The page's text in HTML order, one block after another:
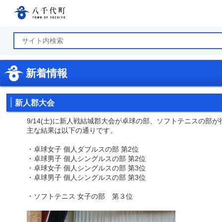
新着情報
新人郡大会
9/14(土)に新人戦結城郡大会が卓球の部、ソフトテニスの部が
主な結果は以下の通りです。
・卓球女子 個人ダブルスの部 第2位
・卓球男子 個人シングルスの部 第2位
・卓球女子 個人シングルスの部 第3位
・卓球男子 個人シングルスの部 第3位
・ソフトテニス 女子の部 第３位